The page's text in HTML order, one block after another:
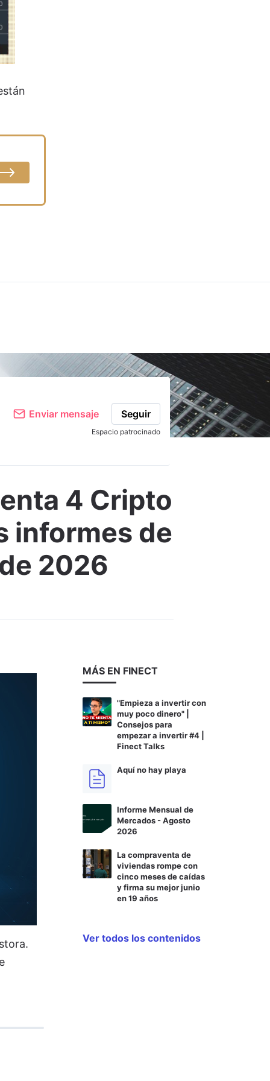
Comentar
Enviar mensaje Seguir
Espacio patrocinado
4 Cripto
informes de
2026
MÁS EN FINECT
"Empieza a invertir con
muy poco dinero" |
Consejos para
empezar a invertir #4 |
Finect Talks
Aquí no hay playa
Informe Mensual de
Mercados - Agosto
2026
La compraventa de
viviendas rompe con
cinco meses de caídas
y firma su mejor junio
en 19 años
Ver todos los contenidos